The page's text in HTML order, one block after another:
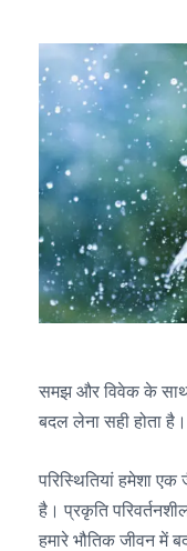
समझ और विवेक के साथ
बदल लेना सही होता है।
परिस्थितियां हमेशा एक
है। प्रकृति
हमारे भौतिक जीवन में